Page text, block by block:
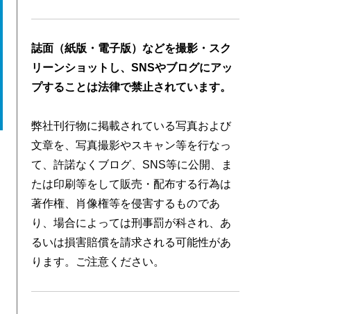
誌面（紙版・電子版）などを撮影・スク
リーンショットし、SNSやブログにアッ
プすることは法律で禁止されています。
弊社刊行物に掲載されている写真および
文章を、写真撮影やスキャン等を行なっ
て、許諾なくブログ、SNS等に公開、ま
たは印刷等をして販売・配布する行為は
著作権、肖像権等を侵害するものであ
り、場合によっては刑事罰が科され、あ
るいは損害賠償を請求される可能性があ
ります。ご注意ください。